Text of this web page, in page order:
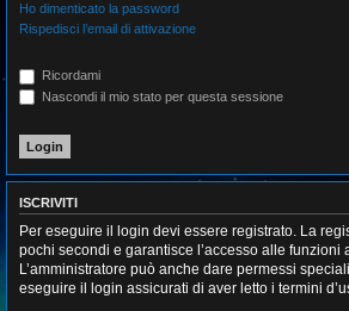
Ho dimenticato la password
Rispedisci l’email di attivazione
Ricordami
Nascondi il mio stato per questa sessione
ISCRIVITI
Per eseguire il login devi essere registrato. La
pochi secondi e garantisce l’accesso alle funzioni
L’amministratore può anche dare permessi
eseguire il login assicurati di aver letto i termini